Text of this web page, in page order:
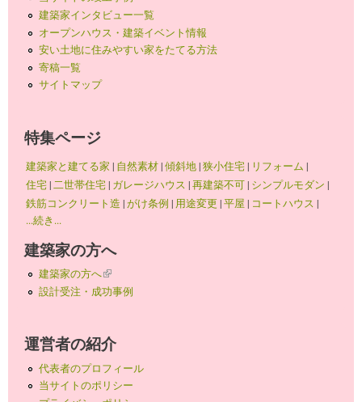
建築家インタビュー一覧
オープンハウス・建築イベント情報
安い土地に住みやすい家をたてる方法
寄稿一覧
サイトマップ
特集ページ
建築家と建てる家 | 自然素材|傾斜地|狭小住宅| リフォーム |
住宅|二世帯住宅| ガレージハウス |再建築不可| シンプルモダン |
鉄筋コンクリート造 |がけ条例 | 用途変更 |平屋 | コートハウス |
...続き...
建築家の方へ
建築家の方へ(link is external)
設計受注・成功事例
運営者の紹介
代表者のプロフィール
当サイトのポリシー